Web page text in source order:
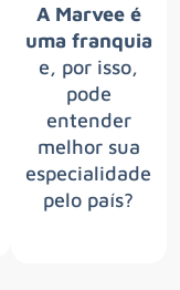
A Marvee é
uma franquia
e, por isso,
pode
entender
melhor sua
especialidade
pelo país?